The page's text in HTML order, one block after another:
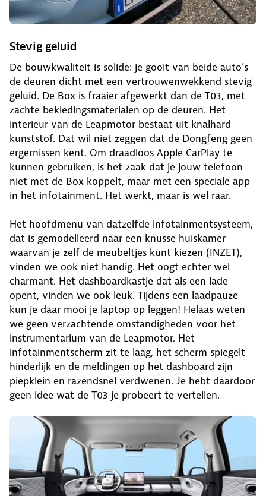
Stevig geluid
De bouwkwaliteit is solide: je gooit van beide auto’s
de deuren dicht met een vertrouwenwekkend stevig
geluid. De Box is fraaier afgewerkt dan de T03, met
zachte bekledingsmaterialen op de deuren. Het
interieur van de Leapmotor bestaat uit knalhard
kunststof. Dat wil niet zeggen dat de Dongfeng geen
ergernissen kent. Om draadloos Apple CarPlay te
kunnen gebruiken, is het zaak dat je jouw telefoon
niet met de Box koppelt, maar met een speciale app
in het infotainment. Het werkt, maar is wel raar.
Het hoofdmenu van datzelfde infotainmentsysteem,
dat is gemodelleerd naar een knusse huiskamer
waarvan je zelf de meubeltjes kunt kiezen (INZET),
vinden we ook niet handig. Het oogt echter wel
charmant. Het dashboardkastje dat als een lade
opent, vinden we ook leuk. Tijdens een laadpauze
kun je daar mooi je laptop op leggen! Helaas weten
we geen verzachtende omstandigheden voor het
instrumentarium van de Leapmotor. Het
infotainmentscherm zit te laag, het scherm spiegelt
hinderlijk en de meldingen op het dashboard zijn
piepklein en razendsnel verdwenen. Je hebt daardoor
geen idee wat de T03 je probeert te vertellen.